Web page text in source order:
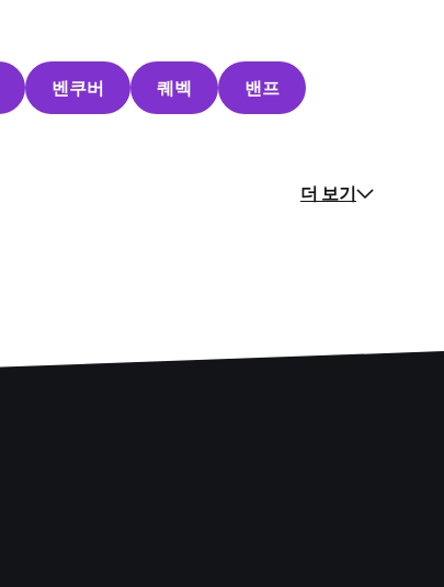
벤쿠버 퀘벡 밴프
더 보기